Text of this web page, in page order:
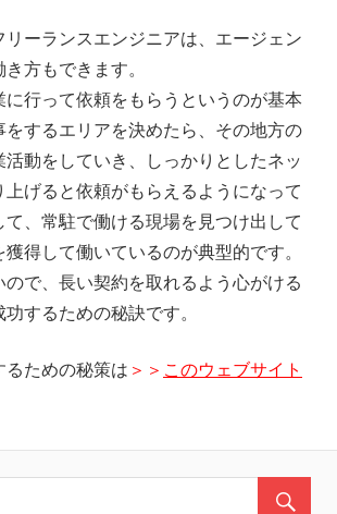
リーランスエンジニアは、エージェン
方もできます。
行って依頼をもらうというのが基本
するエリアを決めたら、その地方の
動をしていき、しっかりとしたネッ
上げると依頼がもらえるようになって
、常駐で働ける現場を見つけ出して
得して働いているのが典型的です。
で、長い契約を取れるよう心がける
するための秘訣です。
ための秘策は ＞＞ このウェブサイト